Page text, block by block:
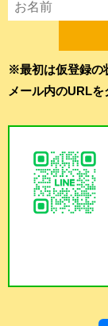
※最初は仮登録の
メール内のURLを